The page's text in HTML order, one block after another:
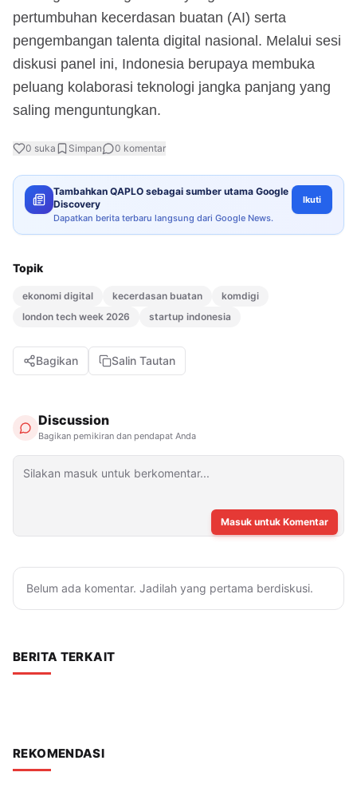
pertumbuhan kecerdasan buatan (AI) serta
pengembangan talenta digital nasional. Melalui sesi
diskusi panel ini, Indonesia berupaya membuka
peluang kolaborasi teknologi jangka panjang yang
saling menguntungkan.
0 suka Simpan 0 komentar
Tambahkan QAPLO sebagai sumber utama Google
Discovery
Dapatkan berita terbaru langsung dari Google News.
Ikuti
Topik
ekonomi digital kecerdasan buatan
komdigi
london tech week 2026
startup indonesia
Bagikan Salin Tautan
Discussion
Bagikan pemikiran dan pendapat Anda
Masuk untuk Komentar
Belum ada komentar. Jadilah yang pertama berdiskusi.
BERITA TERKAIT
REKOMENDASI